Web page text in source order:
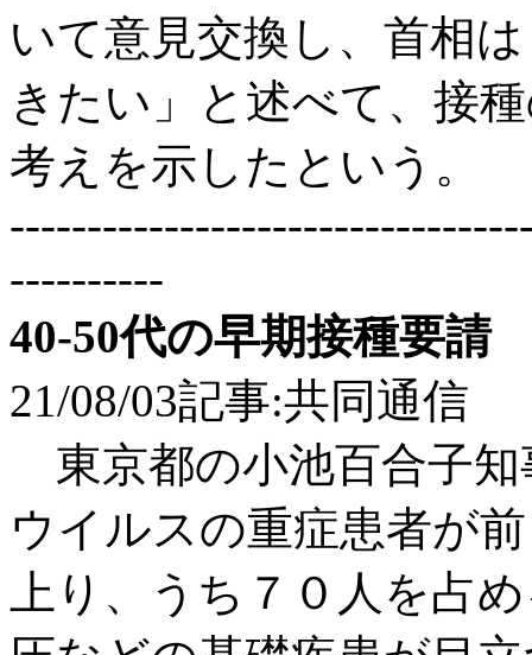
いて意見交換し、首相
きたい」と述べて、接
考えを示したという。
----------
40-50代の早期接種要
21/08/03記事:共同通信
東京都の小池百合子知
ウイルスの重症患者が
上り、うち７０人を占